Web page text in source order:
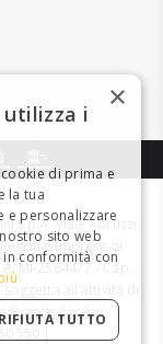
S.p.A. Viale Abruzzi
Imprese di
MI-2564477 - Cap.
all'attività di
Brands S.p.A.
550 |
×
utilizza i
di prima e
la tua
e personalizzare
sito web
conformità con
RIFIUTA TUTTO